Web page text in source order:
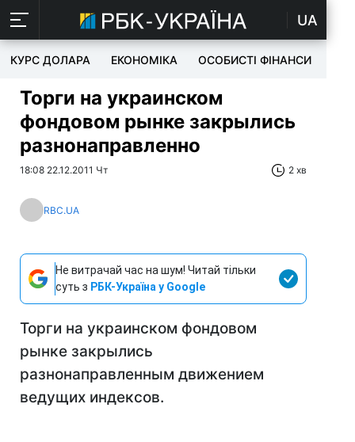
UA
КУРС ДОЛАРА ЕКОНОМІКА ОСОБИСТІ ФІНАНСИ
Торги на украинском
фондовом рынке закрылись
разнонаправленно
18:08 22.12.2011 Чт 2 хв
RBC.UA
Не витрачай час на шум! Читай тільки
суть з РБК-Україна у Google
Торги на украинском фондовом
рынке закрылись
разнонаправленным движением
ведущих индексов.